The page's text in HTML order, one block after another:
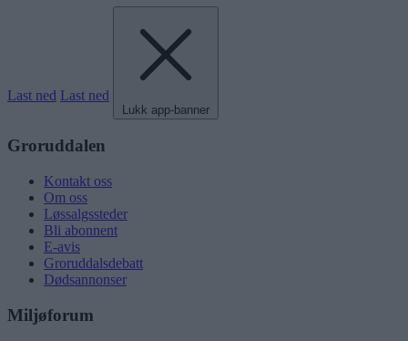
Last ned Last ned
Lukk app-banner
Groruddalen
Kontakt oss
Om oss
Løssalgssteder
Bli abonnent
E-avis
Groruddalsdebatt
Dødsannonser
Miljøforum